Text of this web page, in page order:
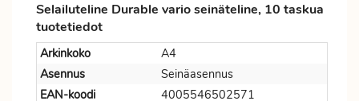
Selailuteline Durable vario seinäteline, 10 taskua
tuotetiedot
Arkinkoko
A4
Asennus
Seinäasennus
EAN-koodi
4005546502571